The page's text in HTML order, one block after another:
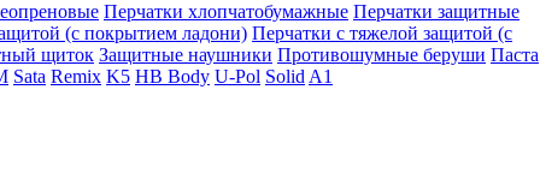
Перчатки хлопчатобумажные Перчатки защитные
(с покрытием ладони) Перчатки с тяжелой защитой (с
щиток Защитные наушники Противошумные беруши Паста
Sata Remix K5 HB Body U-Pol Solid A1